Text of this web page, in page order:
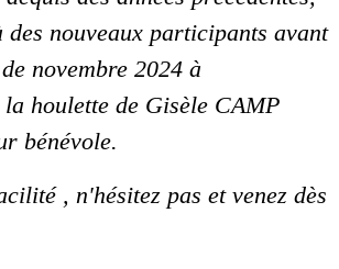
des nouveaux participants avant
novembre 2024 à
houlette de Gisèle CAMP
bénévole.
, n'hésitez pas et venez dès